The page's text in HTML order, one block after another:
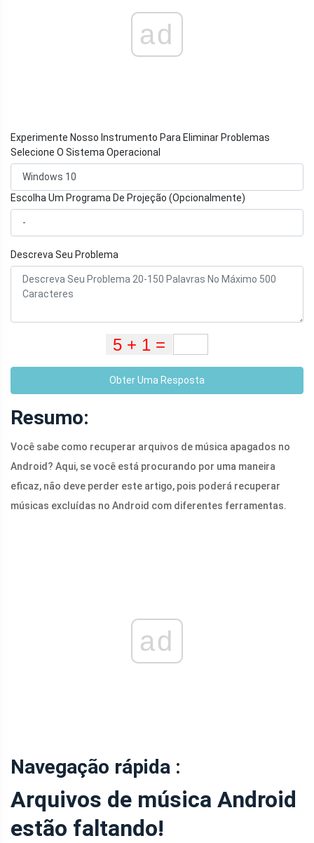
ad
Experimente Nosso Instrumento Para Eliminar Problemas
Selecione O Sistema Operacional
Escolha Um Programa De Projeção (Opcionalmente)
Descreva Seu Problema
Obter Uma Resposta
Resumo:
Você sabe como recuperar arquivos de música apagados no
Android? Aqui, se você está procurando por uma maneira
eficaz, não deve perder este artigo, pois poderá recuperar
músicas excluídas no Android com diferentes ferramentas.
ad
Navegação rápida :
Arquivos de música Android
estão faltando!